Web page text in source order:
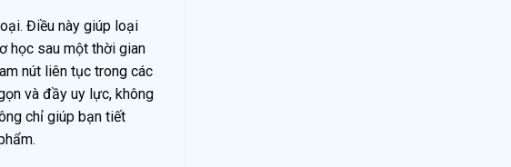
Điều này giúp loại
học sau một thời gian
nút liên tục trong các
và đầy uy lực, không
chỉ giúp bạn tiết